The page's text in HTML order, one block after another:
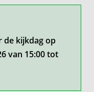
de kijkdag op
van 15:00 tot